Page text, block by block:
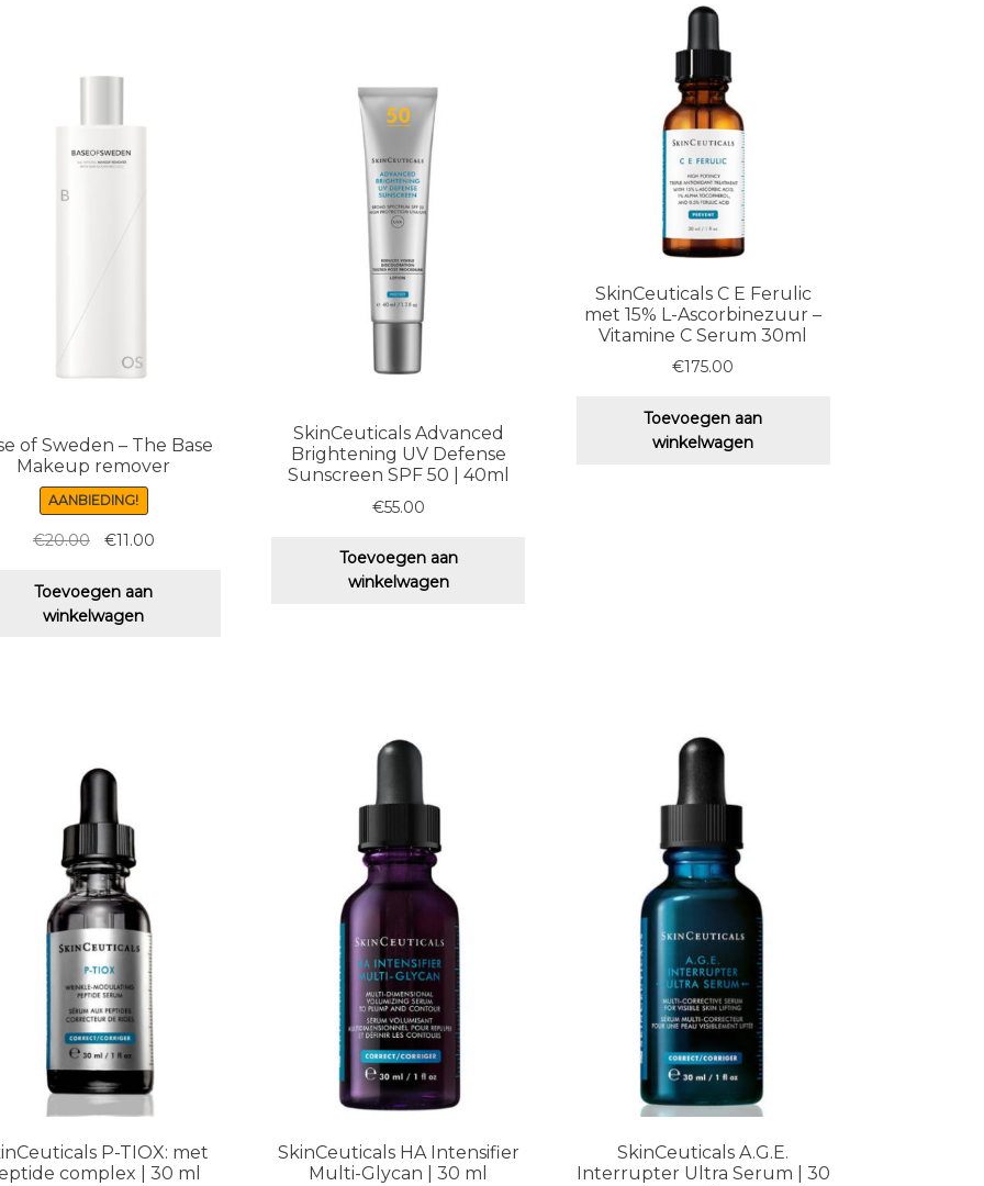
of Sweden – The Base
Makeup remover
AANBIEDING!
€20.00
Oorspronkelijke
was:
€20.00.
€11.00Huidige
Toevoegen aan
winkelwagen
SkinCeuticals Advanced
Brightening UV Defense
Sunscreen SPF 50 | 40ml
€55.00
Toevoegen aan
winkelwagen
SkinCeuticals C E Ferulic
met 15% L-Ascorbinezuur –
Vitamine C Serum 30ml
€175.00
Toevoegen aan
winkelwagen
P-TIOX: met
complex | 30 ml
SkinCeuticals HA Intensifier
Multi-Glycan | 30 ml
SkinCeuticals A.G.E.
Interrupter Ultra Serum | 30